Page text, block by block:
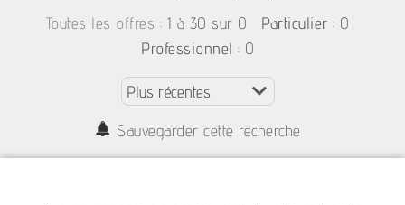
Toutes les offres : 1 à 30 sur 0 Particulier : 0
Professionnel : 0
Sauvegarder cette recherche